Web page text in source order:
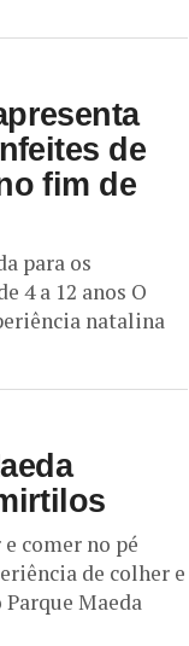
de
fim de
para os
4 a 12 anos O
natalina
comer no pé
de colher e
Maeda